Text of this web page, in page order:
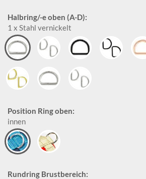
Halbring/-e oben (A-D):
1 x Stahl vernickelt
Position Ring oben:
innen
Rundring Brustbereich: